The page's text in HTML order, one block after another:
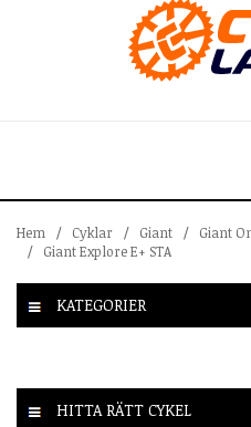
Hem / Cyklar / Giant / Giant
/
Giant Explore E+ STA
KATEGORIER
HITTA RÄTT CYKEL